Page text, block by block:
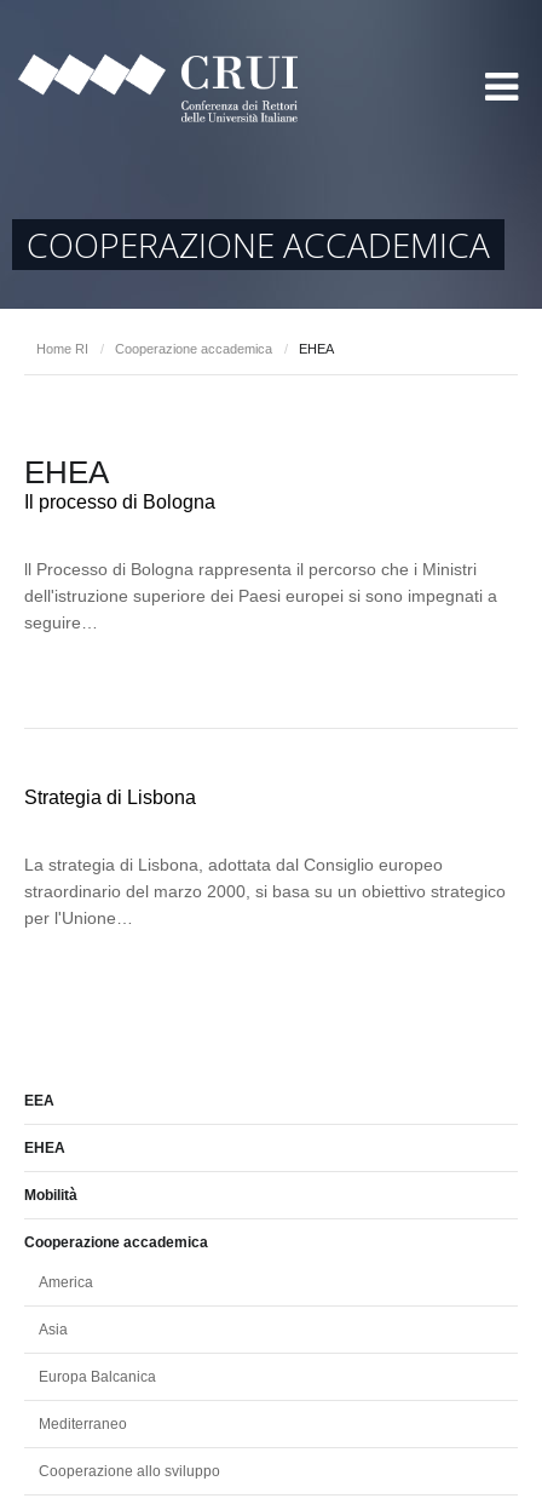
COOPERAZIONE ACCADEMICA
Home RI / Cooperazione accademica / EHEA
EHEA
Il processo di Bologna
ll Processo di Bologna rappresenta il percorso che i Ministri
dell'istruzione superiore dei Paesi europei si sono impegnati a
seguire…
Strategia di Lisbona
La strategia di Lisbona, adottata dal Consiglio europeo
straordinario del marzo 2000, si basa su un obiettivo strategico
per l'Unione…
EEA
EHEA
Mobilità
Cooperazione accademica
America
Asia
Europa Balcanica
Mediterraneo
Cooperazione allo sviluppo